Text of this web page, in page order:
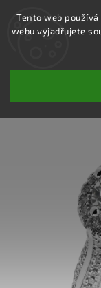
Tento web
webu vyjadřujete
SR049 -